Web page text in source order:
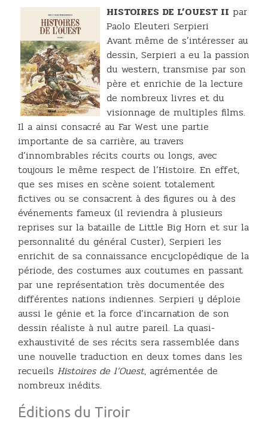
HISTOIRES DE L’OUEST II par
Paolo Eleuteri Serpieri
Avant même de s’intéresser au
dessin, Serpieri a eu la passion
du western, transmise par son
père et enrichie de la lecture
de nombreux livres et du
visionnage de multiples films.
Il a ainsi consacré au Far West une partie
importante de sa carrière, au travers
d’innombrables récits courts ou longs, avec
toujours le même respect de l’Histoire. En effet,
que ses mises en scène soient totalement
fictives ou se consacrent à des figures ou à des
événements fameux (il reviendra à plusieurs
reprises sur la bataille de Little Big Horn et sur la
personnalité du général Custer), Serpieri les
enrichit de sa connaissance encyclopédique de la
période, des costumes aux coutumes en passant
par une représentation très documentée des
différentes nations indiennes. Serpieri y déploie
aussi le génie et la force d’incarnation de son
dessin réaliste à nul autre pareil. La quasi-
exhaustivité de ses récits sera rassemblée dans
une nouvelle traduction en deux tomes dans les
recueils Histoires de l’Ouest, agrémentée de
nombreux inédits.
Éditions du Tiroir